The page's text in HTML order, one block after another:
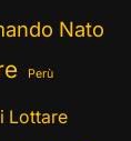
Nato
Perù
Lottare